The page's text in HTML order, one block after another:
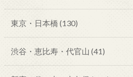
東京・日本橋 (130)
渋谷・恵比寿・代官山 (41)